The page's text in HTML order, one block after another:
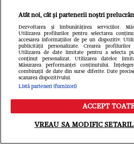
Ce s-a întâmplat cu
Meniu Caută
Atât noi, cât și partenerii noștri
Dezvoltarea și îmbunătățirea serviciilor.
Utilizarea profilurilor pentru selectarea
accesarea informațiilor de pe un dispozitiv.
publicității personalizate. Crearea profilurilor
Utilizarea de date limitate pentru a selecta
conținut personalizat. Utilizarea datelor
Măsurarea performanței conținutului.
combinații de date din surse diferite. Date
scanarea dispozitivului.
Listă parteneri (furnizori)
ACCEPT
VREAU SA MODIFIC